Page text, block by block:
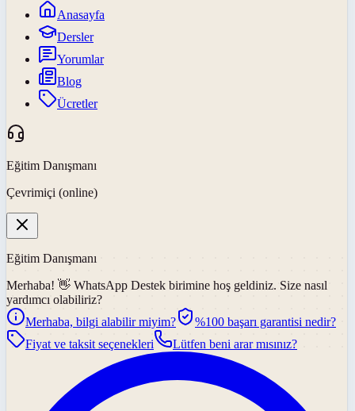
Anasayfa
Dersler
Yorumlar
Blog
Ücretler
Eğitim Danışmanı
Çevrimiçi (online)
Eğitim Danışmanı
Merhaba! 👋 WhatsApp Destek birimine hoş geldiniz. Size nasıl
yardımcı olabiliriz?
Merhaba, bilgi alabilir miyim?
%100 başarı garantisi nedir?
Fiyat ve taksit seçenekleri
Lütfen beni arar mısınız?